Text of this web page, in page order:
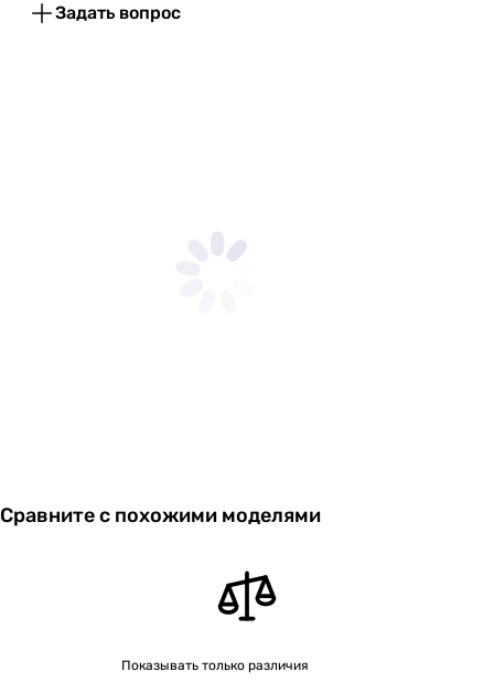
Задать вопрос
Сравните с похожими моделями
Показывать только различия